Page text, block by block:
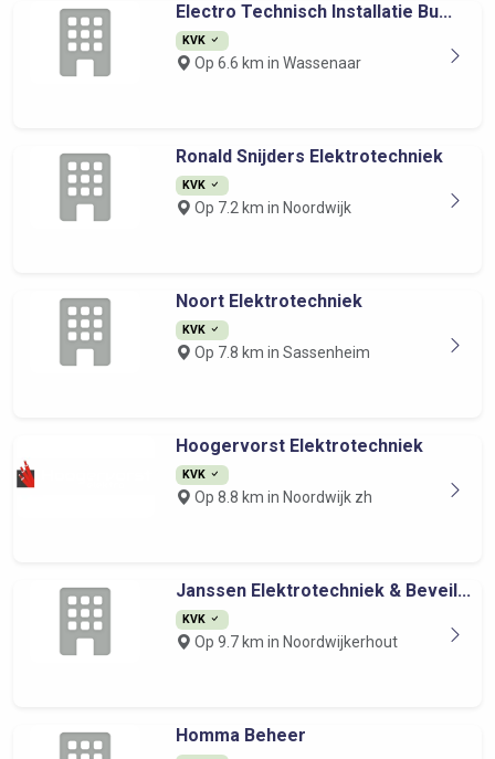
Electro Technisch Installatie Bu...
KVK
Op 6.6 km in Wassenaar
Ronald Snijders Elektrotechniek
KVK
Op 7.2 km in Noordwijk
Noort Elektrotechniek
KVK
Op 7.8 km in Sassenheim
Hoogervorst Elektrotechniek
KVK
Op 8.8 km in Noordwijk zh
Janssen Elektrotechniek & Beveil...
KVK
Op 9.7 km in Noordwijkerhout
Homma Beheer